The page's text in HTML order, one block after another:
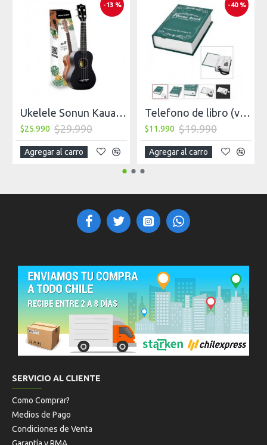
-13 %
Ukelele Sonun Kauai Soprano 21 + Funda, Negro
$25.990 $29.990
Agregar al carro
-40 %
Telefono de libro (verde)
$11.990 $19.990
Agregar al carro
SERVICIO AL CLIENTE
Como Comprar?
Medios de Pago
Condiciones de Venta